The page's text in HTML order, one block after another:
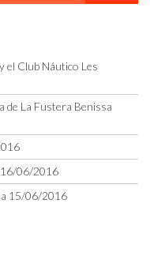
el Club Náutico Les
de La Fustera Benissa
16/06/2016
15/06/2016